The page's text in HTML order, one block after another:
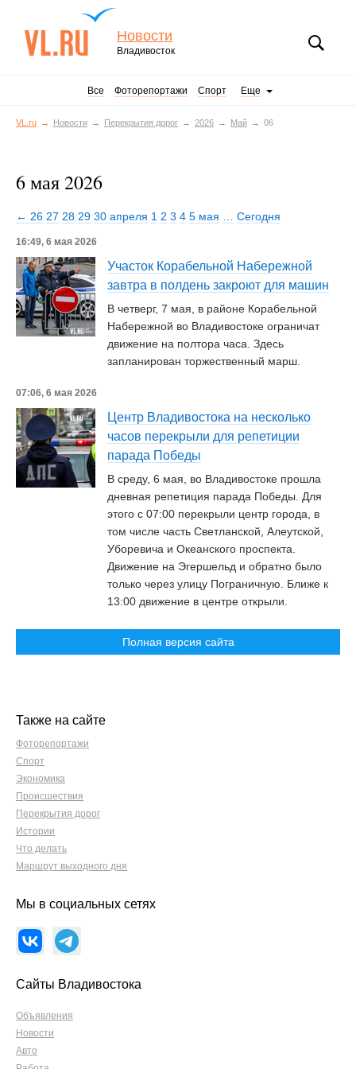
Новости
Владивосток
Все Фоторепортажи Спорт Еще
VL.ru Новости Перекрытия дорог 2026 Май 06
6 мая 2026
← 26 27 28 29 30 апреля 1 2 3 4 5 мая Сегодня
16:49, 6 мая 2026
Участок Корабельной Набережной
завтра в полдень закроют для машин
В четверг, 7 мая, в районе Корабельной
Набережной во Владивостоке ограничат
движение на полтора часа. Здесь
запланирован торжественный марш.
07:06, 6 мая 2026
Центр Владивостока на несколько
часов перекрыли для репетиции
парада Победы
В среду, 6 мая, во Владивостоке прошла
дневная репетиция парада Победы. Для
этого с 07:00 перекрыли центр города, в
том числе часть Светланской, Алеутской,
Уборевича и Океанского проспекта.
Движение на Эгершельд и обратно было
только через улицу Пограничную. Ближе к
13:00 движение в центре открыли.
Полная версия сайта
Также на сайте
Фоторепортажи
Спорт
Экономика
Происшествия
Перекрытия дорог
Истории
Что делать
Маршрут выходного дня
Мы в социальных сетях
Сайты Владивостока
Объявления
Новости
Авто